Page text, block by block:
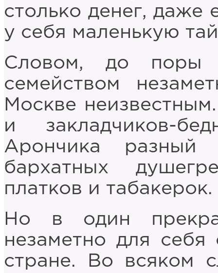
столько денег, даже
у себя маленькую
Словом, до поры
семейством
Москве
и закладчиков-
Арончика разный
бархатных
платков и табакерок.
Но в один
незаметно для себя
стране. Во всяком